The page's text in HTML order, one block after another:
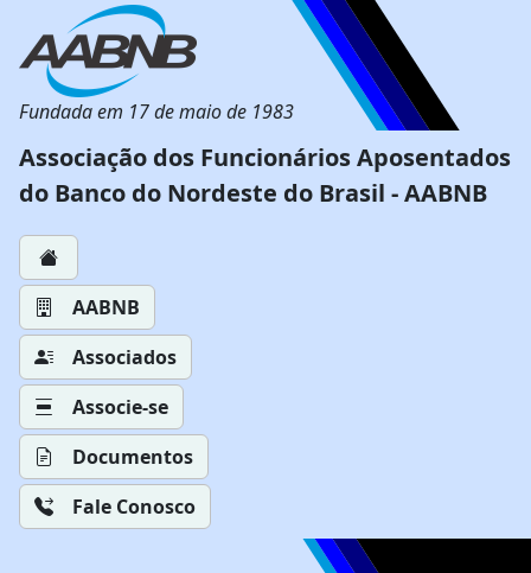
Fundada em 17 de maio de 1983
Associação dos Funcionários Aposentados
do Banco do Nordeste do Brasil - AABNB
AABNB
Associados
Associe-se
Documentos
Fale Conosco